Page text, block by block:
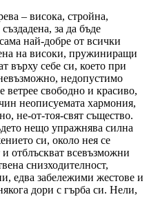
– висока, стройна,
за да бъде
най-добре от всички
на високи, пружиниращи
върху себе си, което при
недопустимо
ветрее свободно и красиво,
неописуемата хармония,
не-от-тоя-свят същество.
нещо упражнява силна
си, около нея се
и отблъскват всевъзможни
снизходителност,
едва забележими жестове и
дори с гърба си. Нели,